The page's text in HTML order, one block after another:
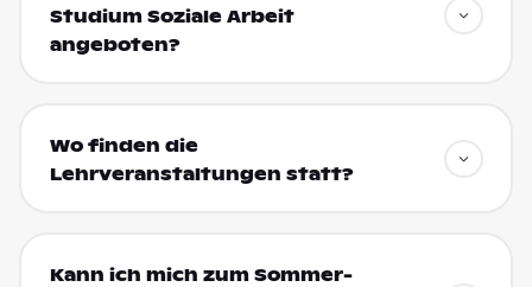
Studium Soziale Arbeit
angeboten?
Wo finden die
Lehrveranstaltungen statt?
Kann ich mich zum Sommer-